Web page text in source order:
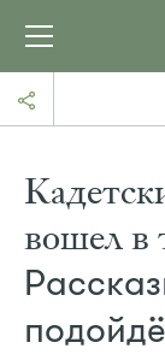
вошел в